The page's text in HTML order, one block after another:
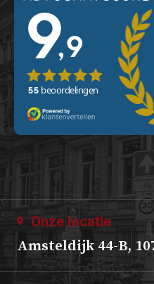
Onze locatie
Amsteldijk 44-B,